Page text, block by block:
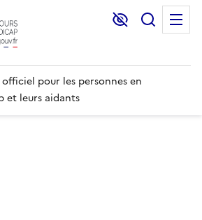
Lecture et
pour les personnes en
et leurs aidants